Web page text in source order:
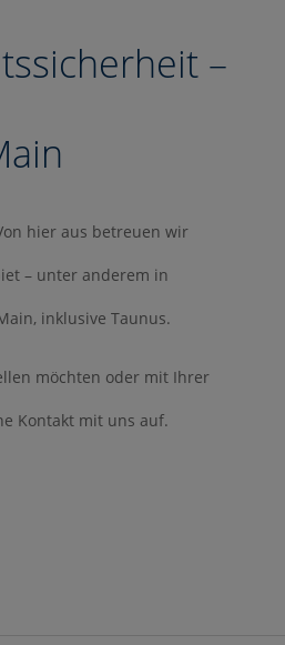
–
hier aus betreuen wir
– unter anderem in
inklusive Taunus.
möchten oder mit Ihrer
Kontakt mit uns auf.